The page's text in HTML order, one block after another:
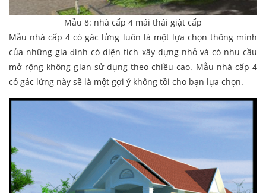
Mẫu 8: nhà cấp 4 mái thái giật cấp
Mẫu nhà cấp 4 có gác lửng luôn là một lựa chọn thông minh
của những gia đình có diện tích xây dựng nhỏ và có nhu cầu
mở rộng không gian sử dụng theo chiều cao. Mẫu nhà cấp 4
có gác lửng này sẽ là một gợi ý không tồi cho bạn lựa chọn.